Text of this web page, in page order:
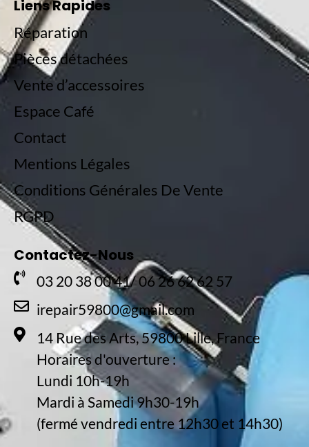
Liens Rapides
Réparation
Pièces détachées
Vente d’accessoires
Espace Café
Contact
Mentions Légales
Conditions Générales De Vente
RGPD
Contactez-Nous
03 20 38 00 41/ 06 26 62 62 57
irepair59800@gmail.com
14 Rue des Arts, 59800 Lille, France
Horaires d'ouverture :
Lundi 10h-19h
Mardi à Samedi 9h30-19h
(fermé vendredi entre 12h30 et 14h30)